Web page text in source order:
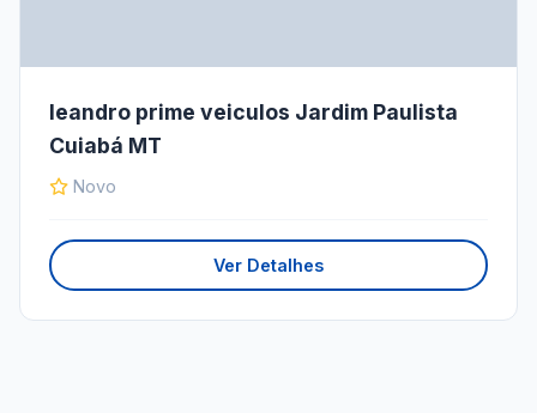
leandro prime veiculos Jardim Paulista
Cuiabá MT
Novo
Ver Detalhes